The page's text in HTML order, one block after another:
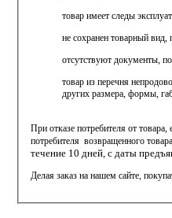
товар имеет следы
не сохранен товарный вид,
отсутствуют документы,
товар из перечня
других размера, формы,
При отказе потребителя от
потребителя возвращенного товара.
течение 10 дней, с даты
Делая заказ на нашем сайте,